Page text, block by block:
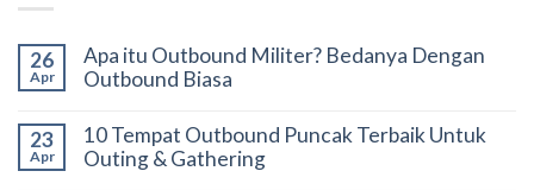
26
Apr
Apa itu Outbound Militer? Bedanya Dengan
Outbound Biasa
23
Apr
10 Tempat Outbound Puncak Terbaik Untuk
Outing & Gathering